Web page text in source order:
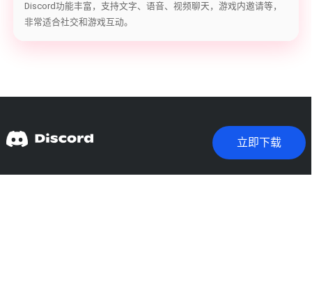
Discord功能丰富，支持文字、语音、视频聊天，游戏内邀请等，
非常适合社交和游戏互动。
立即下载